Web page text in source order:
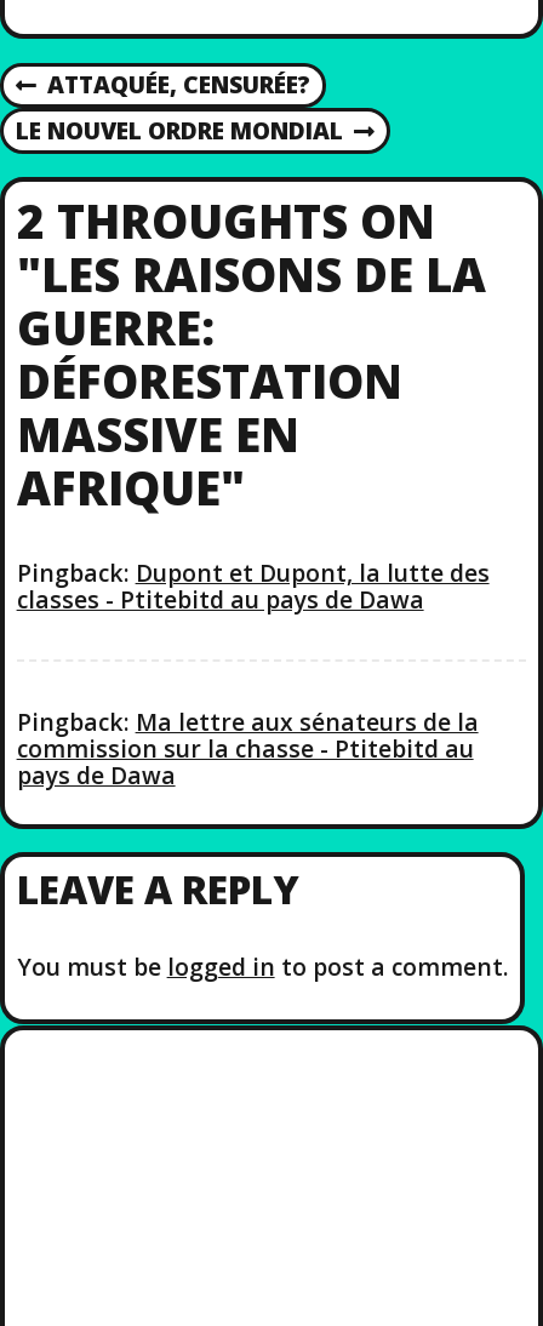
P
O
S
T
N
A
V
G
A
O
N
P
R
E
V
I
O
U
P
O
S
ATTAQUÉE, CENSURÉE?
N
E
X
T
P
O
T
LE NOUVEL ORDRE MONDIAL
2 THROUGHTS ON
"LES RAISONS DE LA
GUERRE:
DÉFORESTATION
MASSIVE EN
AFRIQUE"
Pingback: Dupont et Dupont, la lutte des
classes - Ptitebitd au pays de Dawa
Pingback: Ma lettre aux sénateurs de la
commission sur la chasse - Ptitebitd au
pays de Dawa
LEAVE A REPLY
You must be logged in to post a comment.